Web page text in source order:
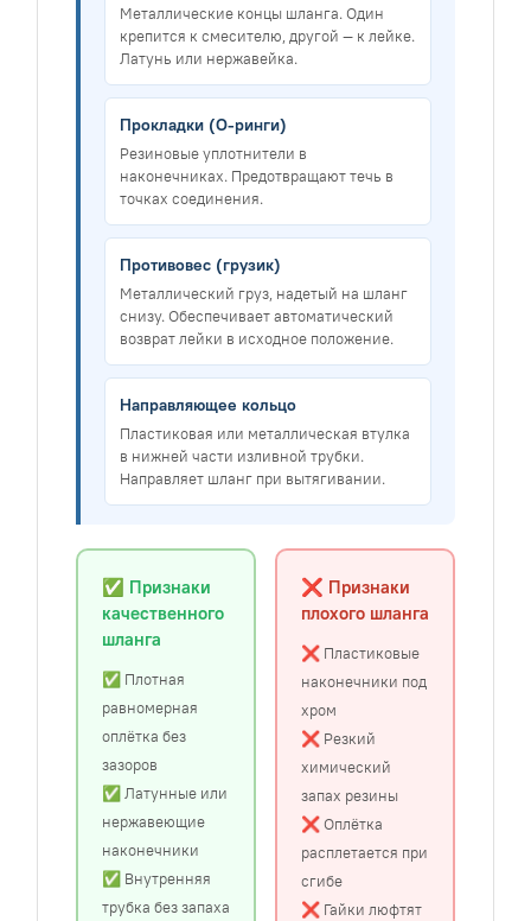
Металлические концы шланга. Один
крепится к смесителю, другой — к лейке.
Латунь или нержавейка.
Прокладки (О-ринги)
Резиновые уплотнители в
наконечниках. Предотвращают течь в
точках соединения.
Противовес (грузик)
Металлический груз, надетый на шланг
снизу. Обеспечивает автоматический
возврат лейки в исходное положение.
Направляющее кольцо
Пластиковая или металлическая втулка
в нижней части изливной трубки.
Направляет шланг при вытягивании.
✅ Признаки
качественного
шланга
✅ Плотная
равномерная
оплётка без
зазоров
✅ Латунные или
нержавеющие
наконечники
✅ Внутренняя
трубка без запаха
❌ Признаки
плохого шланга
❌ Пластиковые
наконечники под
хром
❌ Резкий
химический
запах резины
❌ Оплётка
расплетается при
сгибе
❌ Гайки люфтят